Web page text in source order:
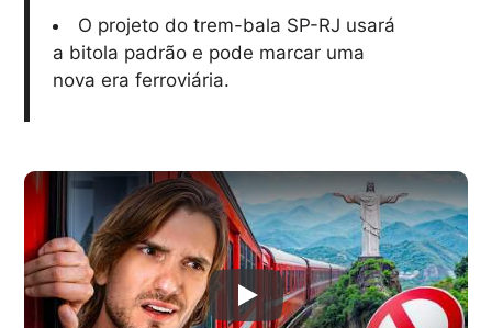
O projeto do trem-bala SP-RJ usará
a bitola padrão e pode marcar uma
nova era ferroviária.